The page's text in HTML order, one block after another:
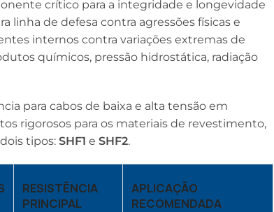
crítico para a integridade e longevidade
linha de defesa contra agressões físicas e
internos contra variações extremas de
químicos, pressão hidrostática, radiação
para cabos de baixa e alta tensão em
rigorosos para os materiais de revestimento,
tipos: SHF1 e SHF2.
RESISTÊNCIA
PRINCIPAL
APLICAÇÃO
RECOMENDADA